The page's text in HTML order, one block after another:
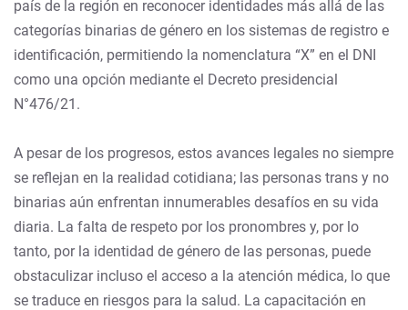
país de la región en reconocer identidades más allá de las
categorías binarias de género en los sistemas de registro e
identificación, permitiendo la nomenclatura “X” en el DNI
como una opción mediante el Decreto presidencial
N°476/21.
A pesar de los progresos, estos avances legales no siempre
se reflejan en la realidad cotidiana; las personas trans y no
binarias aún enfrentan innumerables desafíos en su vida
diaria. La falta de respeto por los pronombres y, por lo
tanto, por la identidad de género de las personas, puede
obstaculizar incluso el acceso a la atención médica, lo que
se traduce en riesgos para la salud. La capacitación en